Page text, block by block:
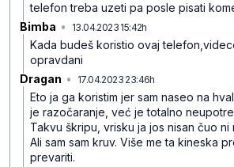
telefon treba uzeti pa posle pisati
Bimba • 13.04.2023 15:42h
Kada budeš koristio ovaj
opravdani
Dragan • 17.04.2023 23:46h
Eto ja ga koristim jer sam naseo na
je razočaranje, već je totalno
Takvu škripu, vrisku ja jos nisan čuo ni
Ali sam sam kruv. Više me ta kineska
prevariti.